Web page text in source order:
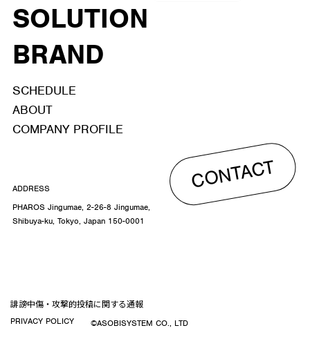
SOLUTION
BRAND
SCHEDULE
ABOUT
COMPANY PROFILE
CONTACT
ADDRESS
PHAROS Jingumae, 2-26-8 Jingumae,
Shibuya-ku, Tokyo, Japan 150-0001
誹謗中傷・攻撃的投稿に関する通報
PRIVACY POLICY
©ASOBISYSTEM CO., LTD